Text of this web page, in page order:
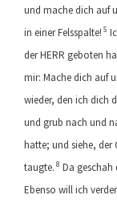
und mache dich auf
in einer Felsspalte! 5
der HERR geboten
mir: Mache dich auf
wieder, den ich dich
und grub nach und
hatte; und siehe, der
taugte. 8 Da geschah
Ebenso will ich